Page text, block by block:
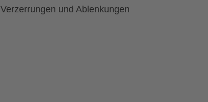
Verzerrungen und Ablenkungen